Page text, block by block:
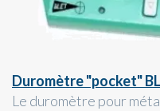
Duromètre "pocket"
Le duromètre pour